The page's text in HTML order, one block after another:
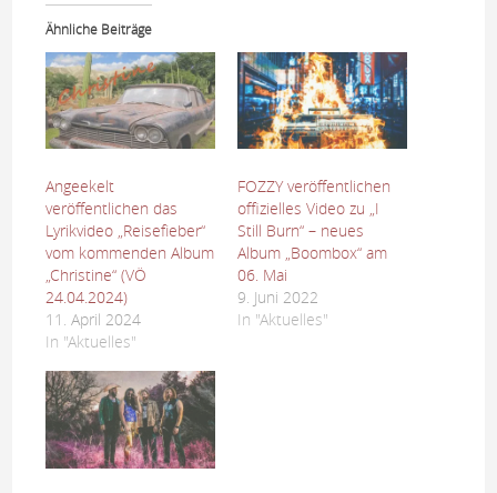
Ähnliche Beiträge
Angeekelt
veröffentlichen das
Lyrikvideo „Reisefieber“
vom kommenden Album
„Christine“ (VÖ
24.04.2024)
11. April 2024
In "Aktuelles"
FOZZY veröffentlichen
offizielles Video zu „I
Still Burn“ – neues
Album „Boombox“ am
06. Mai
9. Juni 2022
In "Aktuelles"